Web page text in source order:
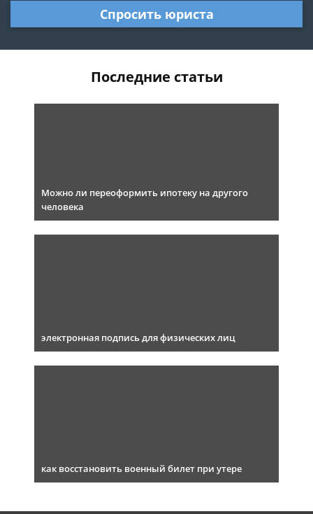
Спросить юриста
Последние статьи
Можно ли переоформить ипотеку на другого
человека
электронная подпись для физических лиц
как восстановить военный билет при утере